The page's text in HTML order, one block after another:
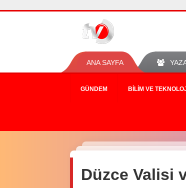
ANA SAYFA
GÜNDEM BILIM VE
Düzce Valisi